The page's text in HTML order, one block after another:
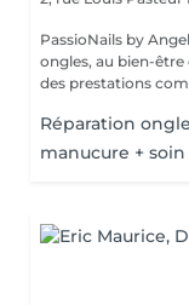
PassioNails by
ongles, au bien-
des prestations
Réparation
manucure +